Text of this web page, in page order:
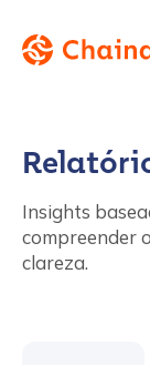
Insights
compreender
clareza.